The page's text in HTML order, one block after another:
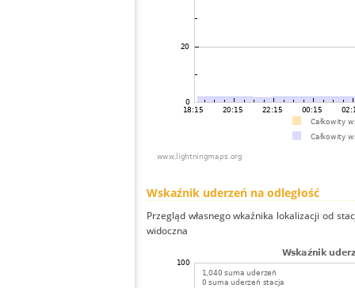
Wskaźnik uderzeń na odległość
Przegląd własnego wkaźnika lokalizacji od
widoczna